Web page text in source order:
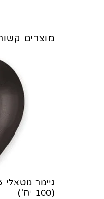
מוצרים
(100 יח')